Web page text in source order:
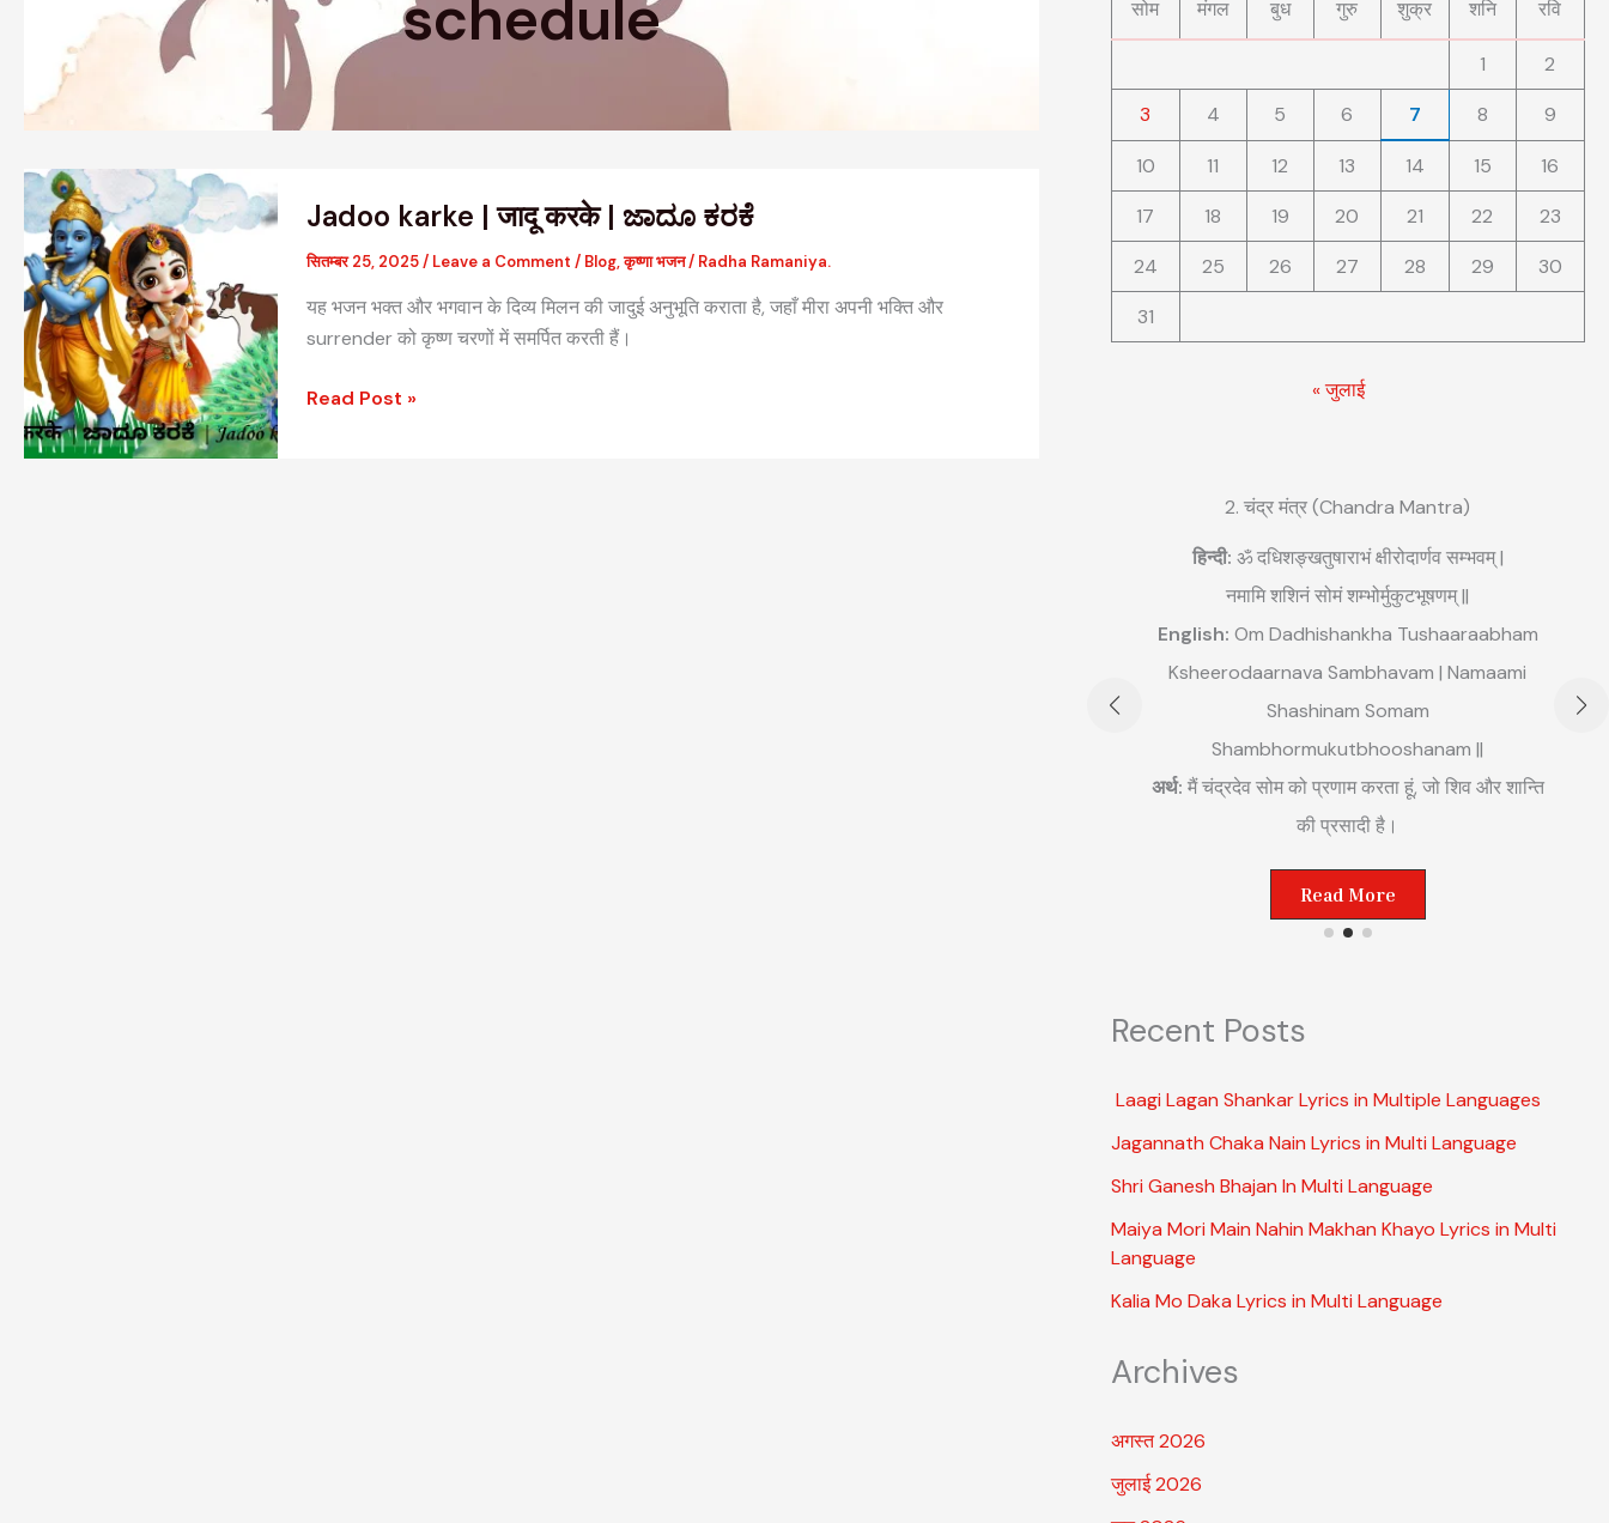
schedule
Jadoo karke | जादू करके | ಜಾದೂ ಕರಕೆ
सितम्बर 25, 2025/ Leave a Comment / Blog,कृष्णा भजन/ Radha Ramaniya.
यह भजन भक्त और भगवान के दिव्य मिलन की जादुई अनुभूति कराता है, जहाँ मीरा अपनी भक्ति और
surrender को कृष्ण चरणों में समर्पित करती हैं।
karke
करके
|
ಕರಕೆ
Read Post »
सोम मंगल बुध गुरु शुक्र शनि रवि
1
2
3
4 5 6 7 8 9
10 11 12 13 14 15
16
17
18 19 20 21 22
23
24
25 26 27 28 29
30
31
« जुलाई
2. चंद्र मंत्र (Chandra Mantra)
हिन्दी: ॐ दधिशङ्खतुषाराभं क्षीरोदार्णव सम्भवम् |
नमामि शशिनं सोमं शम्भोर्मुकुटभूषणम् ||
English: Om Dadhishankha Tushaaraabham
Ksheerodaarnava Sambhavam | Namaami
Shashinam Somam
Shambhormukutbhooshanam ||
अर्थ: मैं चंद्रदेव सोम को प्रणाम करता हूं, जो शिव और शान्ति
की प्रसादी है।
Read More
Recent Posts
Laagi Lagan Shankar Lyrics in Multiple Languages
Jagannath Chaka Nain Lyrics in Multi Language
Shri Ganesh Bhajan In Multi Language
Maiya Mori Main Nahin Makhan Khayo Lyrics in Multi
Language
Kalia Mo Daka Lyrics in Multi Language
Archives
अगस्त 2026
जुलाई 2026